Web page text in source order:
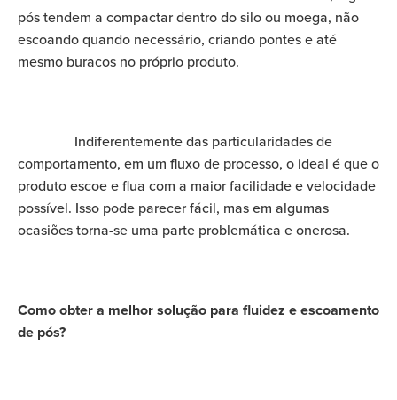
pós tendem a compactar dentro do silo ou moega, não
escoando quando necessário, criando pontes e até
mesmo buracos no próprio produto.
Indiferentemente das particularidades de
comportamento, em um fluxo de processo, o ideal é que o
produto escoe e flua com a maior facilidade e velocidade
possível. Isso pode parecer fácil, mas em algumas
ocasiões torna-se uma parte problemática e onerosa.
Como obter a melhor solução para fluidez e escoamento
de pós?